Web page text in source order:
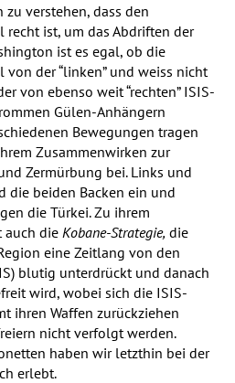
verstehen, dass den
ist, um das Abdriften der
ist es egal, ob die
der “linken” und weiss nicht
von ebenso weit “rechten” ISIS-
Gülen-Anhängern
Bewegungen tragen
Zusammenwirken zur
Zermürbung bei. Links und
die beiden Backen ein und
die Türkei. Zu ihrem
auch die Kobane-Strategie, die
eine Zeitlang von den
) blutig unterdrückt und danach
wird, wobei sich die ISIS-
ihren Waffen zurückziehen
nicht verfolgt werden.
haben wir letzthin bei der
erlebt.